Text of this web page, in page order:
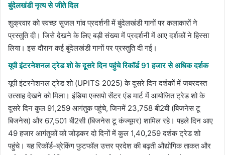
बुंदेलखंडी नृत्य से जीते दिल
शुक्रवार को स्वच्छ सुजल गांव प्रदर्शनी में बुंदेलखंडी गानों पर कलाकारों ने
प्रस्तुति दी। जिसे देखने के लिए बड़ी संख्या में प्रदर्शनी में आए दर्शकों ने हिस्सा
लिया। इस दौरान कई बुंदेलखंडी गानों पर प्रस्तुति दी गई।
यूपी इंटरनेशनल ट्रेड शो के दूसरे दिन पहुंचे रिकॉर्ड 91 हजार से अधिक दर्शक
यूपी इंटरनेशनल ट्रेड शो (UPITS 2025) के दूसरे दिन दर्शकों में जबरदस्त
उत्साह देखने को मिला। इंडिया एक्सपो सेंटर एंड मार्ट में आयोजित ट्रेड शो के
दूसरे दिन कुल 91,259 आगंतुक पहुंचे, जिनमें 23,758 बी2बी (बिजनेस टू
बिजनेस) और 67,501 बी2सी (बिजनेस टू कंज्यूमर) शामिल रहे। पहले दिन आए
49 हजार आगंतुकों को जोड़कर दो दिनों में कुल 1,40,259 दर्शक ट्रेड शो
पहुंचे। यह रिकॉर्ड-ब्रेकिंग फुटफॉल उत्तर प्रदेश की बढ़ती औद्योगिक ताकत और